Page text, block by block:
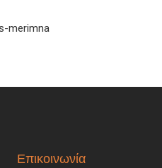
Επικοινωνία